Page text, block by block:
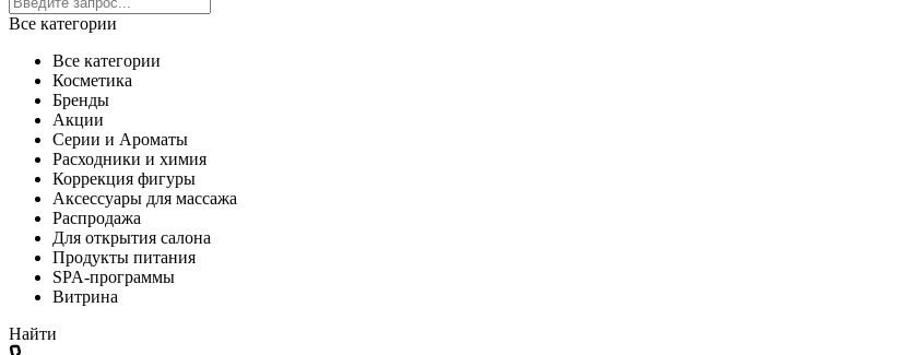
Все категории
Все категории
Косметика
Бренды
Акции
Серии и Ароматы
Расходники и химия
Коррекция фигуры
Аксессуары для массажа
Распродажа
Для открытия салона
Продукты питания
SPA-программы
Витрина
Найти